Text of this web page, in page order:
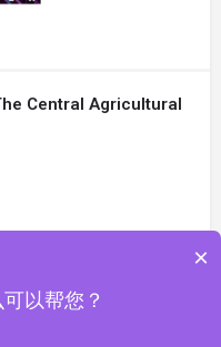
Central Agricultural
×
以帮您？